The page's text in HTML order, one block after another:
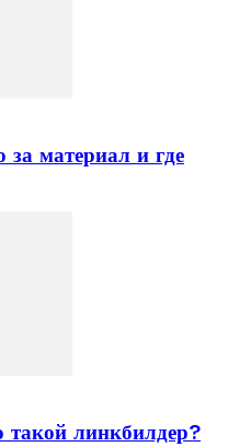
за материал и где
такой линкбилдер?